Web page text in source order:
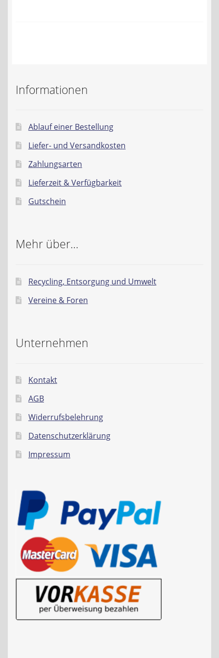
Datenschutzerklärung
Informationen
Ablauf einer Bestellung
Liefer- und Versandkosten
Zahlungsarten
Lieferzeit & Verfügbarkeit
Gutschein
Mehr über…
Recycling, Entsorgung und Umwelt
Vereine & Foren
Unternehmen
Kontakt
AGB
Widerrufsbelehrung
Datenschutzerklärung
Impressum